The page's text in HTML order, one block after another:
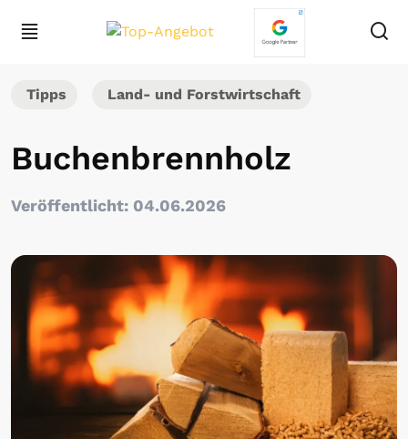
Tipps Land- und Forstwirtschaft
Buchenbrennholz
Veröffentlicht: 04.06.2026